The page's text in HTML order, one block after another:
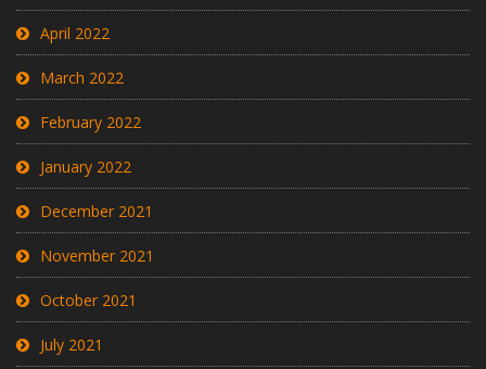
April 2022
March 2022
February 2022
January 2022
December 2021
November 2021
October 2021
July 2021